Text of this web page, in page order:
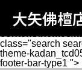
on null in /home/
butsudan.com/
class="search
theme-
footer-bar-type1 ">
大矢佛檀